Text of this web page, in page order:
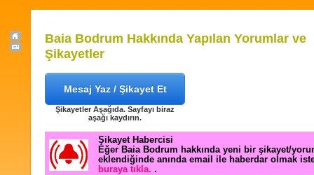
Baia Bodrum Hakkında Yapılan Yorumlar ve
Şikayetler
Mesaj Yaz / Şikayet Et
Şikayetler Aşağıda. Sayfayı biraz
aşağı kaydırın.
Şikayet Habercisi
Eğer Baia Bodrum hakkında yeni bir şikayet/
eklendiğinde anında email ile haberdar olmak
buraya tıkla. .